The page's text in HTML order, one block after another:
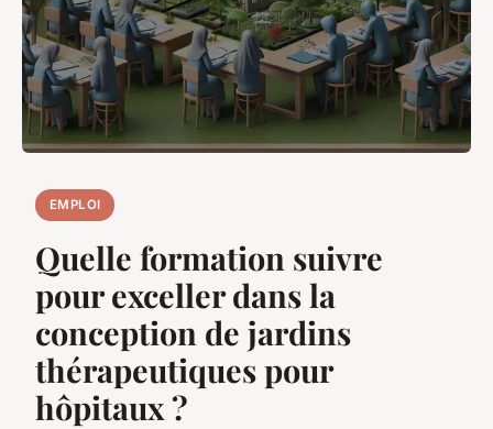
EMPLOI
Quelle formation suivre
pour exceller dans la
conception de jardins
thérapeutiques pour
hôpitaux ?